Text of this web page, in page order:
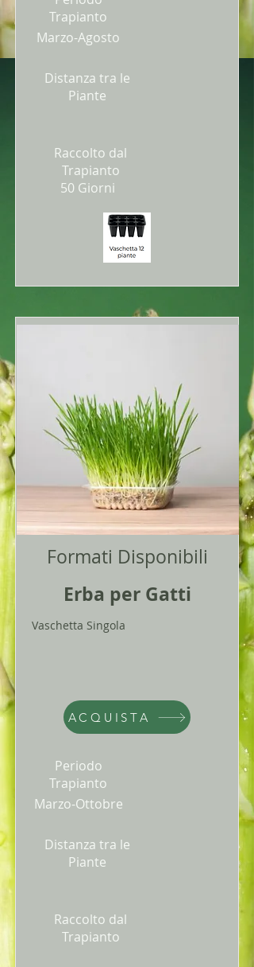
Trapianto
Marzo-Agosto
Distanza tra le
Piante
Raccolto dal
Trapianto
50 Giorni
Formati Disponibili
Erba per Gatti
Vaschetta Singola
ACQUISTA
Periodo
Trapianto
Marzo-Ottobre
Distanza tra le
Piante
Raccolto dal
Trapianto